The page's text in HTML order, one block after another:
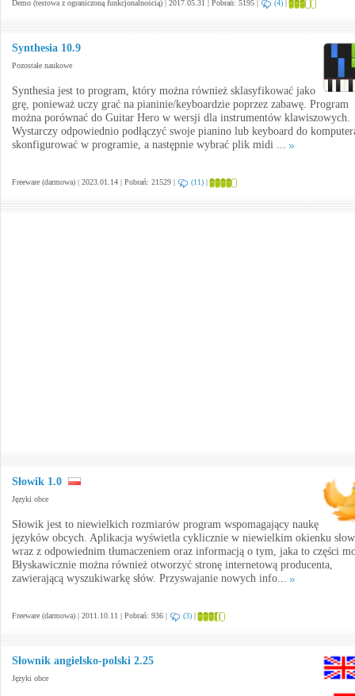
Demo (testowa z ograniczoną funkcjonalnością) | 2017.05.31 | Pobrań: 5195 | (4) |
Synthesia 10.9
Pozostałe naukowe
Synthesia jest to program, który można również sklasyfikować jako
grę, ponieważ uczy grać na pianinie/keyboardzie poprzez zabawę. Program
można porównać do Guitar Hero w wersji dla instrumentów klawiszowych.
Wystarczy odpowiednio podłączyć swoje pianino lub keyboard do
skonfigurować w programie, a następnie wybrać plik midi ...
Freeware (darmowa) | 2023.01.14 | Pobrań: 21529 | (11) |
Słowik 1.0
Języki obce
Słowik jest to niewielkich rozmiarów program wspomagający naukę
języków obcych. Aplikacja wyświetla cyklicznie w niewielkim okienku
wraz z odpowiednim tłumaczeniem oraz informacją o tym, jaka to części
Błyskawicznie można również otworzyć stronę internetową producenta,
zawierającą wyszukiwarkę słów. Przyswajanie nowych info...
Freeware (darmowa) | 2011.10.11 | Pobrań: 936 | (3) |
Słownik angielsko-polski 2.25
Języki obce